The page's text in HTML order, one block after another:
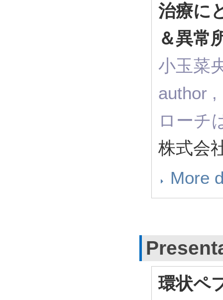
治療に
＆異常
小玉菜
author
ローチ
株式会
More
環状ペ